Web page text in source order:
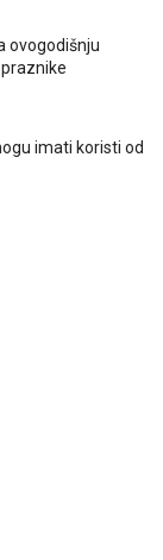
ovogodišnju
imati koristi od